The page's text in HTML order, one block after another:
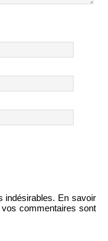
indésirables. En savoir
commentaires sont